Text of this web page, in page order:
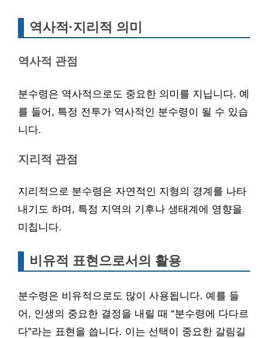
역사적·지리적 의미
역사적 관점
분수령은 역사적으로도 중요한 의미를 지닙니다. 예
를 들어, 특정 전투가 역사적인 분수령이 될 수 있습
니다.
지리적 관점
지리적으로 분수령은 자연적인 지형의 경계를 나타
내기도 하며, 특정 지역의 기후나 생태계에 영향을
미칩니다.
비유적 표현으로서의 활용
분수령은 비유적으로도 많이 사용됩니다. 예를 들
어, 인생의 중요한 결정을 내릴 때 “분수령에 다다르
다”라는 표현을 씁니다. 이는 선택이 중요한 갈림길